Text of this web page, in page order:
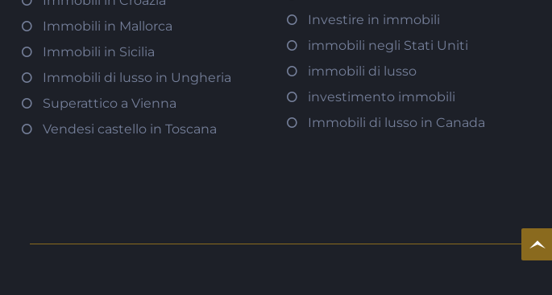
Immobili in Mallorca
Immobili in Sicilia
Immobili di lusso in Ungheria
Superattico a Vienna
Vendesi castello in Toscana
Investire in immobili
immobili negli Stati Uniti
immobili di lusso
investimento immobili
Immobili di lusso in Canada